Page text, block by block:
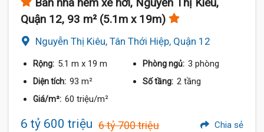
Quận 12, 93 m² (5.1m x 19m)
Nguyễn Thị Kiêu, Tân Thới Hiệp, Quận 12
Rộng: 5.1 m x 19 m Phòng ngủ: 3 phòng
Diện tích: 93 m² Số tầng: 2 tầng
Giá/m²: 60 triệu/m²
6 tỷ 600 triệu 6 tỷ 700 triệu Chia sẻ